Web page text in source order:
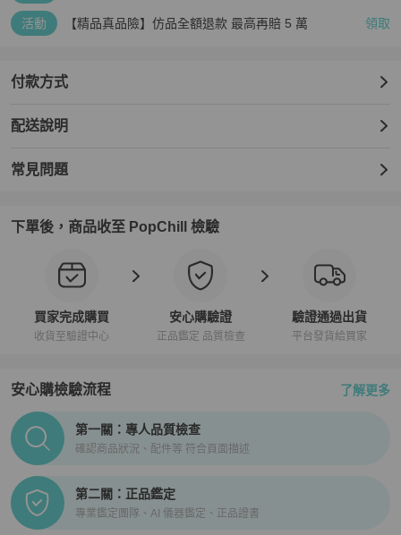
活動 【精品真品險】仿品全額退款 最高再賠 5 萬 領取
付款方式
配送說明
常見問題
下單後，商品收至 PopChill 檢驗
買家完成購買
收貨至驗證中心
安心購驗證
正品鑑定 品質檢查
驗證通過出貨
平台發貨給買家
安心購檢驗流程 了解更多
PopChill拍拍圈正品驗證、安心購檢驗流程介紹
第一關：專人品質檢查
確認商品狀況、配件等 符合頁面描述
第二關：正品鑑定
專業鑑定團隊、AI 儀器鑑定、正品證書